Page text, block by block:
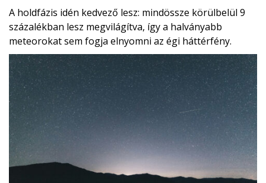
A holdfázis idén kedvező lesz: mindössze körülbelül 9
százalékban lesz megvilágítva, így a halványabb
meteorokat sem fogja elnyomni az égi háttérfény.